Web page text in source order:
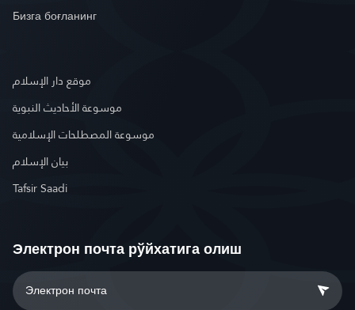
Бизга боғланинг
موقع دار الإسلام
موسوعة الأحاديث النبوية
موسوعة المصطلحات الإسلامية
بيان الإسلام
Tafsir Saadi
Электрон почта рўйхатига олиш